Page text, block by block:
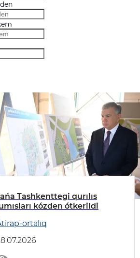
Tashkenttegi qurılıs
kózden ótkerildi
ortalıq